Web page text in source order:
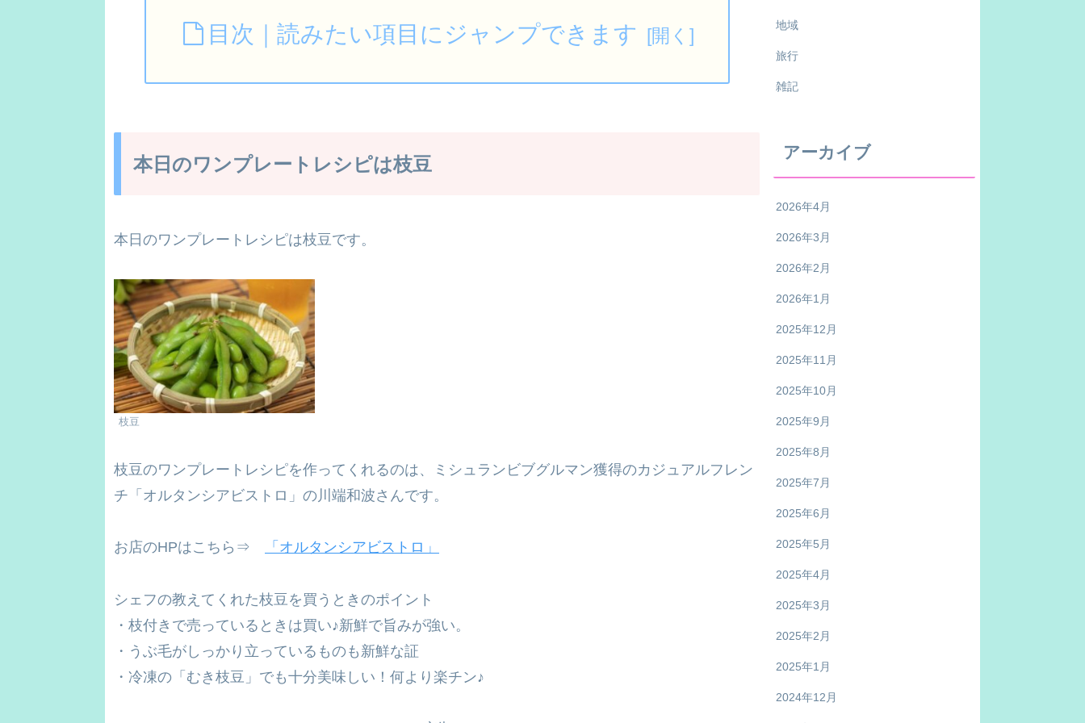
目次｜読みたい項目にジャンプできます
本日のワンプレートレシピは枝豆
本日のワンプレートレシピは枝豆です。
枝豆
枝豆のワンプレートレシピを作ってくれるのは、ミシュランビブグルマン獲得のカジュアルフレン
チ「オルタンシアビストロ」の川端和波さんです。
お店のHPはこちら⇒ 「オルタンシアビストロ」
シェフの教えてくれた枝豆を買うときのポイント
・枝付きで売っているときは買い♪新鮮で旨みが強い。
・うぶ毛がしっかり立っているものも新鮮な証
・冷凍の「むき枝豆」でも十分美味しい！何より楽チン♪
地域
旅行
雑記
アーカイブ
2026年4月
2026年3月
2026年2月
2026年1月
2025年12月
2025年11月
2025年10月
2025年9月
2025年8月
2025年7月
2025年6月
2025年5月
2025年4月
2025年3月
2025年2月
2025年1月
2024年12月